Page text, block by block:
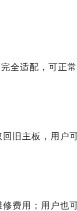
全适配，可正
旧主板，用户
费用；用户也